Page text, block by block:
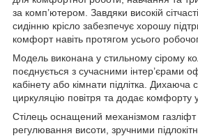
за комп’ютером. Завдяки високій
сидінню крісло забезпечує хорошу
комфорт навіть протягом усього
Модель виконана у стильному сірому
поєднується з сучасними інтер’єрами
кабінету або кімнати підлітка. Дихаюча
циркуляцію повітря та додає комфорту
Стілець оснащений механізмом
регулювання висоти, зручними